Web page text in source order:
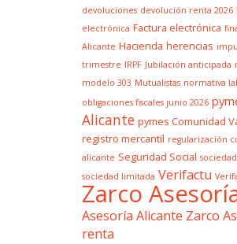
devoluciones devolución renta 2026
electrónica Factura electrónica
Alicante Hacienda herencias
trimestre IRPF Jubilación anticipada
modelo 303 Mutualistas normativa
obligaciones fiscales junio 2026
Alicante pymes Comunidad
registro mercantil regularización
alicante Seguridad Social
sociedad limitada Verifactu
Zarco
Asesoría Alicante Zarco
renta